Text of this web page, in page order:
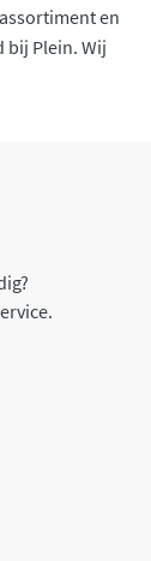
en
bij Plein. Wij